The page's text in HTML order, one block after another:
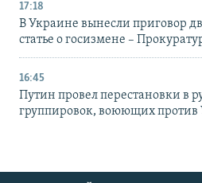
17:18
В Украине вынесли приговор
статье о госизмене –
16:45
Путин провел перестановки в
группировок, воюющих